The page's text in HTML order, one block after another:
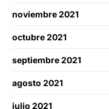
noviembre 2021
octubre 2021
septiembre 2021
agosto 2021
julio 2021